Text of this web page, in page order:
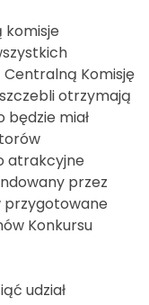
komisje
Komisję
otrzymają
miał
atrakcyjne
przez
przygotowane
Konkursu
udział